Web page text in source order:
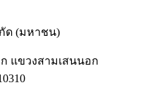
ด (มหาชน)
แขวงสามเสนนอก